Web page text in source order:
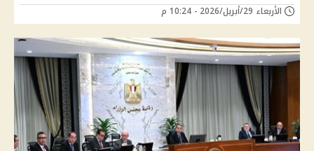
الأربعاء 29/أبريل/2026 - 10:24 م